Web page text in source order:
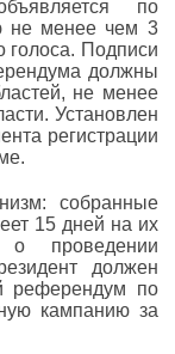
по
не менее чем 3
Подписи
должны
не менее
Установлен
регистрации
собранные
15 дней на их
проведении
должен
референдум по
кампанию за